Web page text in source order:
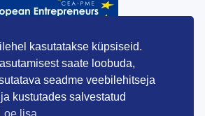
kasutatakse küpsiseid.
saate loobuda,
seadme veebilehitseja
kustutades salvestatud